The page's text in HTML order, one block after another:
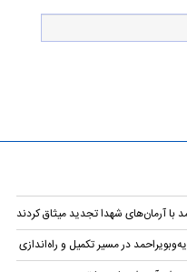
با آرمان‌های شهدا تجدید میثاق کردند
در مسیر تکمیل و راه‌اندازی